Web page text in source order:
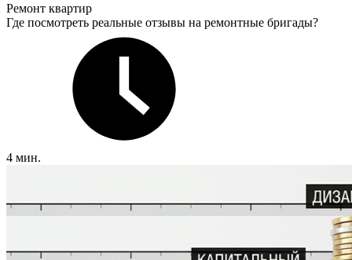
Ремонт квартир
Где посмотреть реальные отзывы на ремонтные бригады?
4 мин.